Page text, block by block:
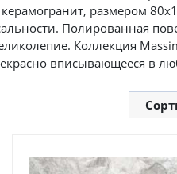
размером
Полированная
Коллекция
вписывающееся в